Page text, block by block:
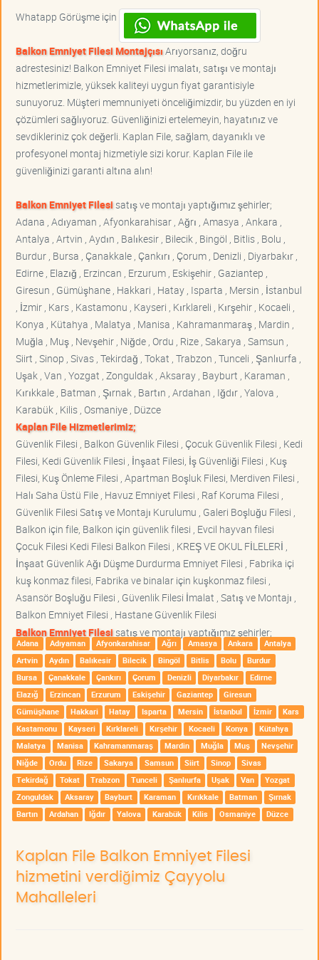
Whatapp Görüşme için
Balkon Emniyet Filesi MontajçısıArıyorsanız, doğru
adrestesiniz! Balkon Emniyet Filesi imalatı, satışı ve montajı
hizmetlerimizle, yüksek kaliteyi uygun fiyat garantisiyle
sunuyoruz. Müşteri memnuniyeti önceliğimizdir, bu yüzden en iyi
çözümleri sağlıyoruz. Güvenliğinizi ertelemeyin, hayatınız ve
sevdikleriniz çok değerli. Kaplan File, sağlam, dayanıklı ve
profesyonel montaj hizmetiyle sizi korur. Kaplan File ile
güvenliğinizi garanti altına alın!
Balkon Emniyet Filesisatış ve montajı yaptığımız şehirler;
Adana , Adıyaman , Afyonkarahisar , Ağrı , Amasya , Ankara ,
Antalya , Artvin , Aydın , Balıkesir , Bilecik , Bingöl , Bitlis , Bolu ,
Burdur , Bursa , Çanakkale , Çankırı , Çorum , Denizli , Diyarbakır ,
Edirne , Elazığ , Erzincan , Erzurum , Eskişehir , Gaziantep ,
Giresun , Gümüşhane , Hakkari , Hatay , Isparta , Mersin , İstanbul
, İzmir , Kars , Kastamonu , Kayseri , Kırklareli , Kırşehir , Kocaeli ,
Konya , Kütahya , Malatya , Manisa , Kahramanmaraş , Mardin ,
Muğla , Muş , Nevşehir , Niğde , Ordu , Rize , Sakarya , Samsun ,
Siirt , Sinop , Sivas , Tekirdağ , Tokat , Trabzon , Tunceli , Şanlıurfa ,
Uşak , Van , Yozgat , Zonguldak , Aksaray , Bayburt , Karaman ,
Kırıkkale , Batman , Şırnak , Bartın , Ardahan , Iğdır , Yalova ,
Karabük , Kilis , Osmaniye , Düzce
Kaplan File Hizmetlerimiz;
Güvenlik Filesi , Balkon Güvenlik Filesi , Çocuk Güvenlik Filesi , Kedi
Filesi, Kedi Güvenlik Filesi , İnşaat Filesi, İş Güvenliği Filesi , Kuş
Filesi, Kuş Önleme Filesi , Apartman Boşluk Filesi, Merdiven Filesi ,
Halı Saha Üstü File , Havuz Emniyet Filesi , Raf Koruma Filesi ,
Güvenlik Filesi Satış ve Montajı Kurulumu , Galeri Boşluğu Filesi ,
Balkon için file, Balkon için güvenlik filesi , Evcil hayvan filesi
Çocuk Filesi Kedi Filesi Balkon Filesi , KREŞ VE OKUL FİLELERİ ,
İnşaat Güvenlik Ağı Düşme Durdurma Emniyet Filesi , Fabrika içi
kuş konmaz filesi, Fabrika ve binalar için kuşkonmaz filesi ,
Asansör Boşluğu Filesi , Güvenlik Filesi İmalat , Satış ve Montajı ,
Balkon Emniyet Filesi , Hastane Güvenlik Filesi
Balkon Emniyet Filesisatış ve montajı yaptığımız şehirler;
Adana Adıyaman Afyonkarahisar Ağrı Amasya Ankara
Antalya
Artvin
Aydın Balıkesir Bilecik Bingöl Bitlis Bolu
Burdur
Bursa
Çanakkale Çankırı Çorum Denizli Diyarbakır
Edirne
Elazığ
Erzincan Erzurum Eskişehir Gaziantep
Giresun
Gümüşhane
Hakkari Hatay Isparta Mersin İstanbul İzmir
Kars
Kastamonu
Kayseri Kırklareli Kırşehir Kocaeli Konya
Kütahya
Malatya
Manisa Kahramanmaraş Mardin Muğla Muş
Nevşehir
Niğde
Ordu Rize Sakarya Samsun Siirt Sinop
Sivas
Tekirdağ
Tokat Trabzon Tunceli Şanlıurfa Uşak Van
Yozgat
Zonguldak
Aksaray Bayburt Karaman Kırıkkale Batman
Şırnak
Bartın
Ardahan Iğdır Yalova Karabük Kilis Osmaniye Düzce
Kaplan File Balkon Emniyet Filesi
hizmetini verdiğimiz Çayyolu
Mahalleleri